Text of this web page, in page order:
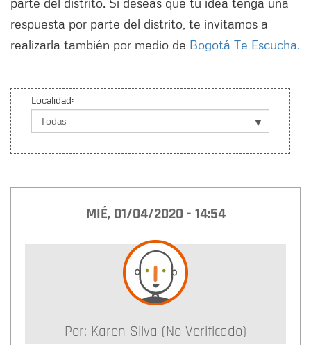
respuesta por parte del distrito, te invitamos a
realizarla también por medio de Bogotá Te Escucha.
Localidad:
MIÉ, 01/04/2020 - 14:54
Por: Karen Silva (no Verificado)